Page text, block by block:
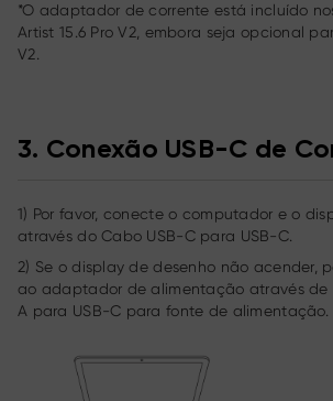
*O adaptador de corrente está incluído
Artist 15.6 Pro V2, embora seja opcional
V2.
3. Conexão USB-C de
1) Por favor, conecte o computador e o
através do Cabo USB-C para USB-C.
2) Se o display de desenho não acender,
ao adaptador de alimentação através de
A para USB-C para fonte de alimentação.